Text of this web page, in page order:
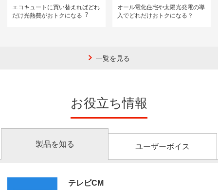
エコキュートに買い替えればどれ
だけ光熱費がおトクになる︖
オール電化住宅や太陽光発電の導
入でどれだけおトクになる？
一覧を見る
お役立ち情報
製品を知る ユーザーボイス
テレビCM